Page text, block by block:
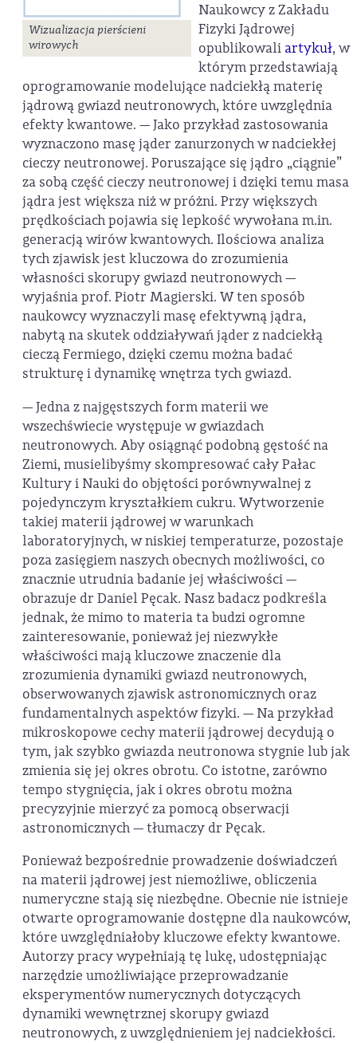
Wizualizacja pierścieni
wirowych
Naukowcy z Zakładu
Fizyki Jądrowej
opublikowali artykuł, w
którym przedstawiają
oprogramowanie modelujące nadciekłą materię
jądrową gwiazd neutronowych, które uwzględnia
efekty kwantowe. — Jako przykład zastosowania
wyznaczono masę jąder zanurzonych w nadciekłej
cieczy neutronowej. Poruszające się jądro „ciągnie”
za sobą część cieczy neutronowej i dzięki temu masa
jądra jest większa niż w próżni. Przy większych
prędkościach pojawia się lepkość wywołana m.in.
generacją wirów kwantowych. Ilościowa analiza
tych zjawisk jest kluczowa do zrozumienia
własności skorupy gwiazd neutronowych —
wyjaśnia prof. Piotr Magierski. W ten sposób
naukowcy wyznaczyli masę efektywną jądra,
nabytą na skutek oddziaływań jąder z nadciekłą
cieczą Fermiego, dzięki czemu można badać
strukturę i dynamikę wnętrza tych gwiazd.
— Jedna z najgęstszych form materii we
wszechświecie występuje w gwiazdach
neutronowych. Aby osiągnąć podobną gęstość na
Ziemi, musielibyśmy skompresować cały Pałac
Kultury i Nauki do objętości porównywalnej z
pojedynczym kryształkiem cukru. Wytworzenie
takiej materii jądrowej w warunkach
laboratoryjnych, w niskiej temperaturze, pozostaje
poza zasięgiem naszych obecnych możliwości, co
znacznie utrudnia badanie jej właściwości —
obrazuje dr Daniel Pęcak. Nasz badacz podkreśla
jednak, że mimo to materia ta budzi ogromne
zainteresowanie, ponieważ jej niezwykłe
właściwości mają kluczowe znaczenie dla
zrozumienia dynamiki gwiazd neutronowych,
obserwowanych zjawisk astronomicznych oraz
fundamentalnych aspektów fizyki. — Na przykład
mikroskopowe cechy materii jądrowej decydują o
tym, jak szybko gwiazda neutronowa stygnie lub jak
zmienia się jej okres obrotu. Co istotne, zarówno
tempo stygnięcia, jak i okres obrotu można
precyzyjnie mierzyć za pomocą obserwacji
astronomicznych — tłumaczy dr Pęcak.
Ponieważ bezpośrednie prowadzenie doświadczeń
na materii jądrowej jest niemożliwe, obliczenia
numeryczne stają się niezbędne. Obecnie nie istnieje
otwarte oprogramowanie dostępne dla naukowców,
które uwzględniałoby kluczowe efekty kwantowe.
Autorzy pracy wypełniają tę lukę, udostępniając
narzędzie umożliwiające przeprowadzanie
eksperymentów numerycznych dotyczących
dynamiki wewnętrznej skorupy gwiazd
neutronowych, z uwzględnieniem jej nadciekłości.